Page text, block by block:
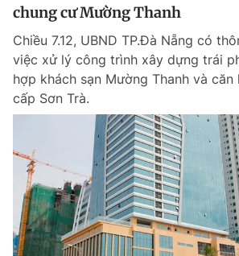
chung cư Mường Thanh
Chiều 7.12, UBND TP.Đà Nẵng có
việc xử lý công trình xây dựng trái
hợp khách sạn Mường Thanh và
cấp Sơn Trà.